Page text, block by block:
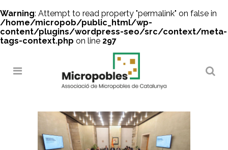
Warning: Attempt to read property "permalink" on false in
/home/micropob/public_html/wp-
content/plugins/wordpress-seo/src/context/meta-
tags-context.php on line 297